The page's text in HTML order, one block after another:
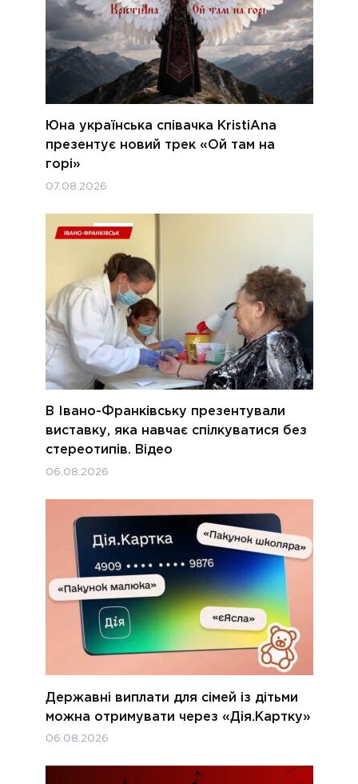
Юна українська співачка KristiAna
презентує новий трек «Ой там на
горі»
07.08.2026
В Івано-Франківську презентували
виставку, яка навчає спілкуватися без
стереотипів. Відео
06.08.2026
Державні виплати для сімей із дітьми
можна отримувати через «Дія.Картку»
06.08.2026